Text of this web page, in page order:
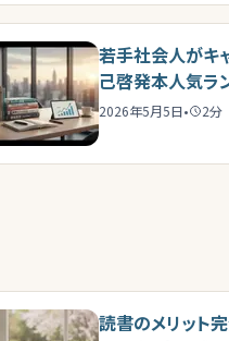
若手社会人がキ
己啓発本人気ラ
2026年5月5日• 2分
読書のメリット